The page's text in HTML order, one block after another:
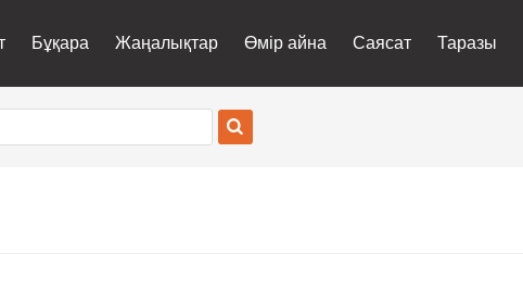
Бұқара Жаңалықтар Өмір айна Саясат Таразы